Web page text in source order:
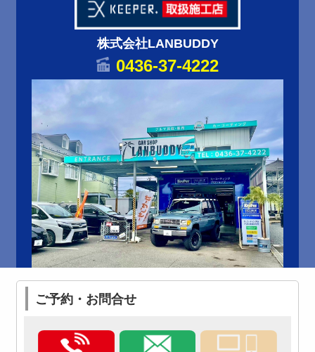
株式会社LANBUDDY
0436-37-4222
ご予約・お問合せ